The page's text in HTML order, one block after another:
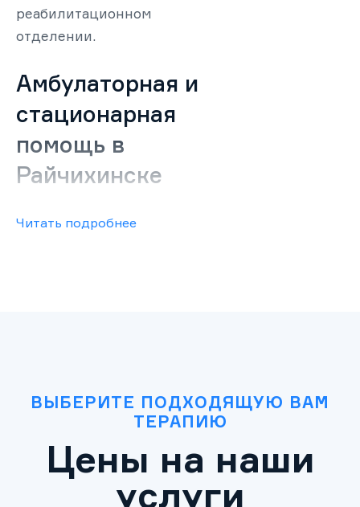
реабилитационном
отделении.
Амбулаторная и
стационарная
помощь в
Райчихинске
будет вызывать медиков в
удобное время или
самостоятельно.
Амбулаторный формат
Читать подробнее
ВЫБЕРИТЕ ПОДХОДЯЩУЮ ВАМ
ТЕРАПИЮ
Цены на наши
услуги